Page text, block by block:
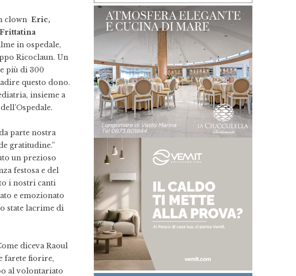
clown Eric,
in ospedale,
Ricoclaun. Un
più di 300
questo dono.
insieme a
parte nostra
gratitudine.”
un prezioso
festosa e del
i nostri canti
e emozionato
state lacrime di
diceva Raoul
farete fiorire,
al volontariato